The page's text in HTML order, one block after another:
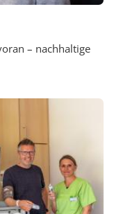
– nachhaltige